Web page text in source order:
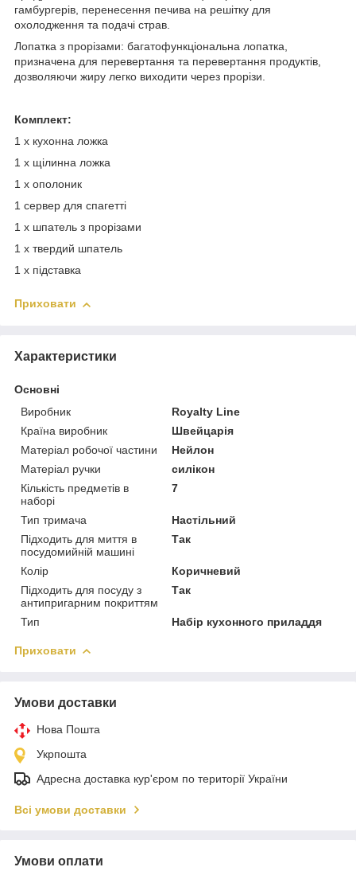
гамбургерів, перенесення печива на решітку для
охолодження та подачі страв.
Лопатка з прорізами: багатофункціональна лопатка,
призначена для перевертання та перевертання продуктів,
дозволяючи жиру легко виходити через прорізи.
Комплект:
1 х кухонна ложка
1 х щілинна ложка
1 х ополоник
1 сервер для спагетті
1 х шпатель з прорізами
1 х твердий шпатель
1 х підставка
Приховати
Характеристики
Основні
Виробник
Royalty Line
Країна виробник
Швейцарія
Матеріал робочої частини
Нейлон
Матеріал ручки
силікон
Кількість предметів в
наборі
7
Тип тримача
Настільний
Підходить для миття в
посудомийній машині
Так
Колір
Коричневий
Підходить для посуду з
антипригарним покриттям
Так
Тип Набір кухонного приладдя
Приховати
Умови доставки
Нова Пошта
Укрпошта
Адресна доставка кур'єром по території України
Всі умови доставки
Умови оплати